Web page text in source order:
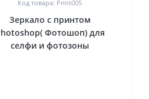
Код товара: Print005
Зеркало c принтом
Фотошоп) для
селфи и фотозоны